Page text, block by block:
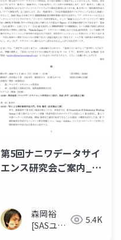
第5回ナニワデータサイ
エンス研究会ご案内_第
森岡裕
[SASユー
5.4K